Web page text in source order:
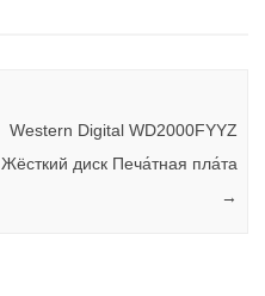
Western Digital WD2000FYYZ
Жёсткий диск Печа́тная пла́та
→